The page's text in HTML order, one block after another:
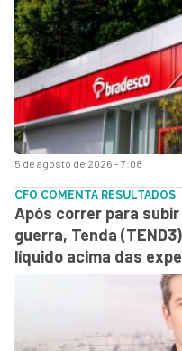
5 de agosto de 2026 - 7:08
CFO COMENTA RESULTADOS
Após correr para
guerra, Tenda
líquido acima das